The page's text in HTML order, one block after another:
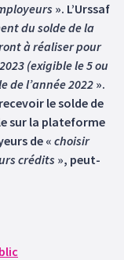
». L’Urssaf
du solde de la
à réaliser pour
(exigible le 5 ou
de l’année 2022 ».
le solde de
sur la plateforme
de « choisir
crédits », peut-